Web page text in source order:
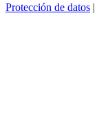
Protección de datos |